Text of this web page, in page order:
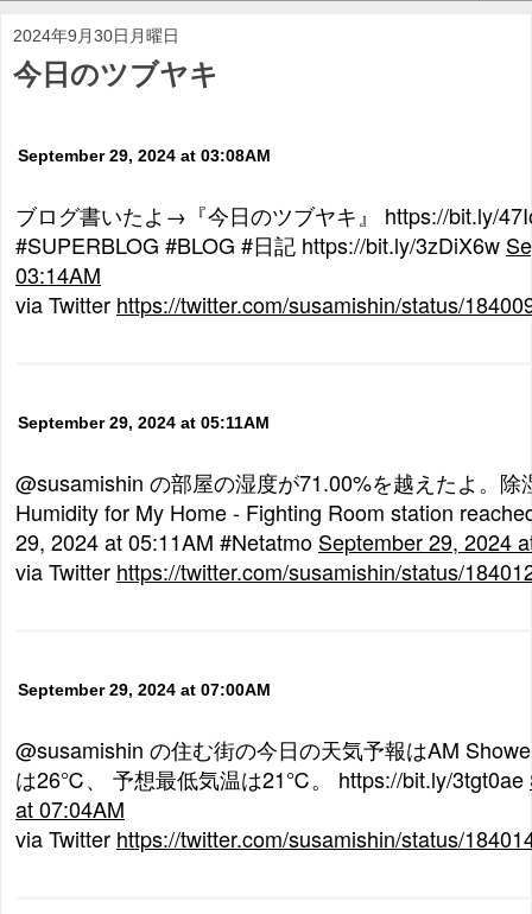
2024年9月30日月曜日
今日のツブヤキ
September 29, 2024 at 03:08AM
ブログ書いたよ→『今日のツブヤキ』 https://bit.ly/
#SUPERBLOG #BLOG #日記 https://bit.ly/3zDiX6w
03:14AM
via Twitter https://twitter.com/susamishin/status/
September 29, 2024 at 05:11AM
@susamishin の部屋の湿度が71.00%を越えたよ。除
Humidity for My Home - Fighting Room station
29, 2024 at 05:11AM #Netatmo September 29, 2024
via Twitter https://twitter.com/susamishin/status/
September 29, 2024 at 07:00AM
@susamishin の住む街の今日の天気予報はAM
は26℃、 予想最低気温は21℃。 https://bit.ly/3tgt0ae
at 07:04AM
via Twitter https://twitter.com/susamishin/status/